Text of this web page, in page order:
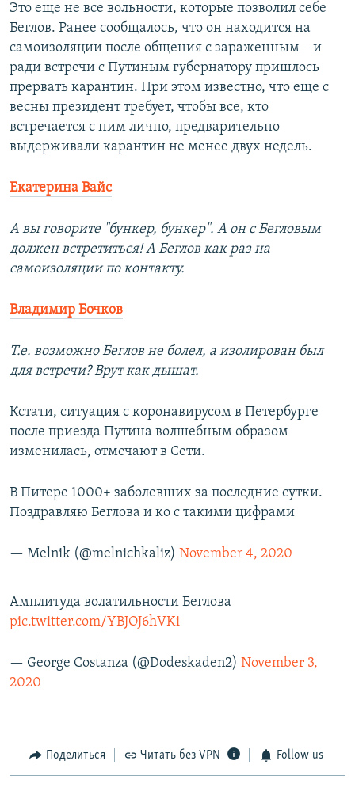
Это еще не все вольности, которые позволил себе
Беглов. Ранее сообщалось, что он находится на
самоизоляции после общения с зараженным – и
ради встречи с Путиным губернатору пришлось
прервать карантин. При этом известно, что еще с
весны президент требует, чтобы все, кто
встречается с ним лично, предварительно
выдерживали карантин не менее двух недель.
Екатерина Вайс
А вы говорите "бункер, бункер". А он с Бегловым
должен встретиться! А Беглов как раз на
самоизоляции по контакту.
Владимир Бочков
Т.е. возможно Беглов не болел, а изолирован был
для встречи? Врут как дышат.
Кстати, ситуация с коронавирусом в Петербурге
после приезда Путина волшебным образом
изменилась, отмечают в Сети.
В Питере 1000+ заболевших за последние сутки.
Поздравляю Беглова и ко с такими цифрами
— Melnik (@melnichkaliz) November 4, 2020
Амплитуда волатильности Беглова
pic.twitter.com/YBJOJ6hVKi
— George Costanza (@Dodeskaden2) November 3,
2020
Поделиться Читать без VPN Follow us